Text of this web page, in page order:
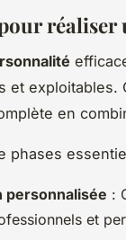
et
en
phases
personnalisée :
et